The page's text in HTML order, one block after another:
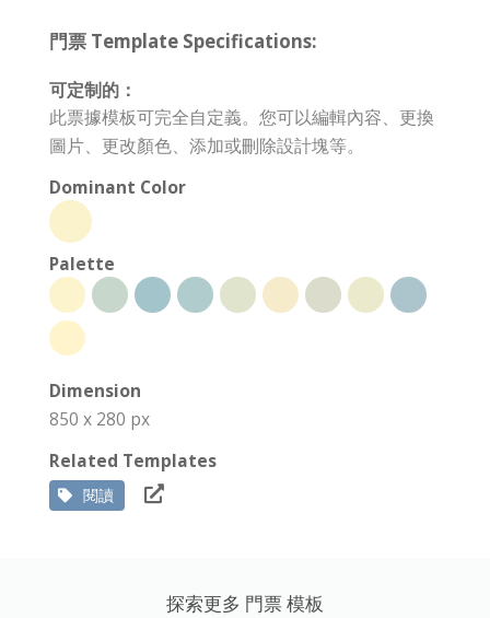
門票 Template Specifications:
可定制的：
此票據模板可完全自定義。您可以編輯內容、更換
圖片、更改顏色、添加或刪除設計塊等。
Dominant Color
Palette
Dimension
850 x 280 px
Related Templates
閱讀
探索更多 門票 模板